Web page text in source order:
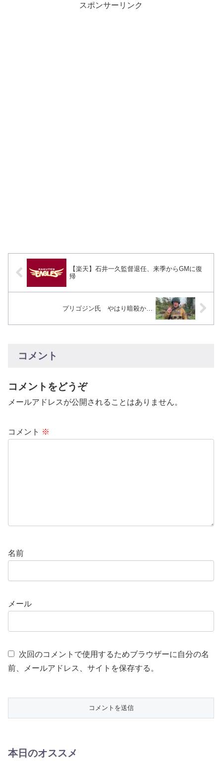
スポンサーリンク
【楽天】石井一久監督退任、来季からGMに復
帰
プリゴジン氏 やはり暗殺か…
コメント
コメントをどうぞ
メールアドレスが公開されることはありません。
コメント ※
名前
メール
次回のコメントで使用するためブラウザーに自分の名
前、メールアドレス、サイトを保存する。
本日のオススメ